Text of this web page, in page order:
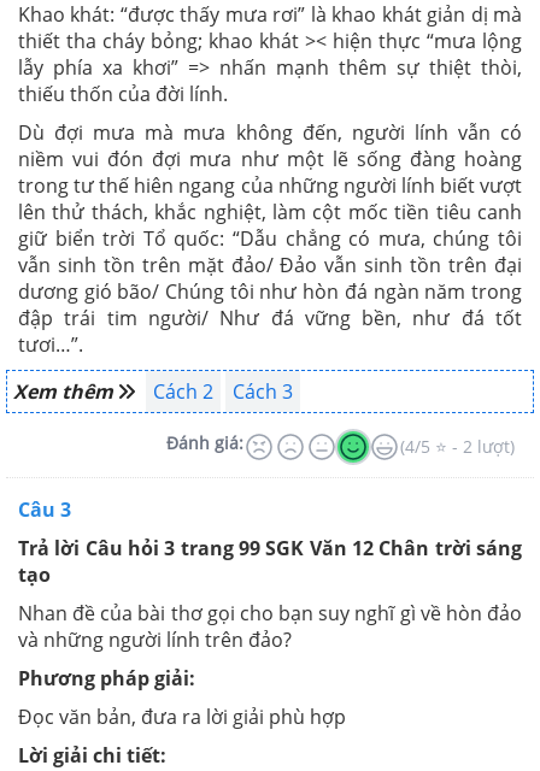
Khao khát: “được thấy mưa rơi” là khao khát giản dị mà
thiết tha cháy bỏng; khao khát >< hiện thực “mưa lộng
lẫy phía xa khơi” => nhấn mạnh thêm sự thiệt thòi,
thiếu thốn của đời lính.
Dù đợi mưa mà mưa không đến, người lính vẫn có
niềm vui đón đợi mưa như một lẽ sống đàng hoàng
trong tư thế hiên ngang của những người lính biết vượt
lên thử thách, khắc nghiệt, làm cột mốc tiền tiêu canh
giữ biển trời Tổ quốc: “Dẫu chẳng có mưa, chúng tôi
vẫn sinh tồn trên mặt đảo/ Đảo vẫn sinh tồn trên đại
dương gió bão/ Chúng tôi như hòn đá ngàn năm trong
đập trái tim người/ Như đá vững bền, như đá tốt
tươi…”.
Xem thêm
Cách 2 Cách 3
Đánh giá: (4/5 ⭐ - 2 lượt)
Câu 3
Trả lời Câu hỏi 3 trang 99 SGK Văn 12 Chân trời sáng
tạo
Nhan đề của bài thơ gọi cho bạn suy nghĩ gì về hòn đảo
và những người lính trên đảo?
Phương pháp giải:
Đọc văn bản, đưa ra lời giải phù hợp
Lời giải chi tiết: